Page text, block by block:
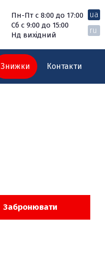
Пн-Пт с 8:00 до 17:00
Сб с 9:00 до 15:00
Нд вихідний
ua
ru
Контакти
Знижки
Забронювати